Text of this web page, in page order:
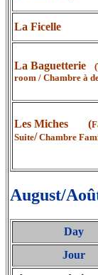
La Ficelle
La Baguetterie
room / Chambre à
Les Miches (
Suite/ Chambre
August/
Day
Jour